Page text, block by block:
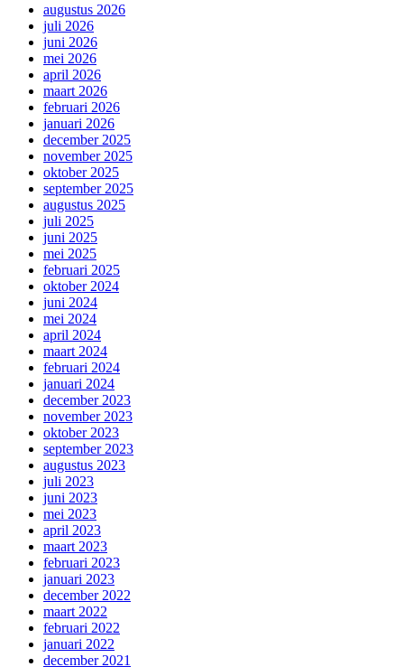
augustus 2026
juli 2026
juni 2026
mei 2026
april 2026
maart 2026
februari 2026
januari 2026
december 2025
november 2025
oktober 2025
september 2025
augustus 2025
juli 2025
juni 2025
mei 2025
februari 2025
oktober 2024
juni 2024
mei 2024
april 2024
maart 2024
februari 2024
januari 2024
december 2023
november 2023
oktober 2023
september 2023
augustus 2023
juli 2023
juni 2023
mei 2023
april 2023
maart 2023
februari 2023
januari 2023
december 2022
maart 2022
februari 2022
januari 2022
december 2021